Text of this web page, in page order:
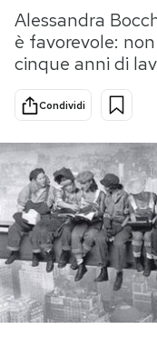
Tecnologia
Internet
Scienza
Cultura
Economia
Sport
PODCAST
NEWSLETTER
Alessandra
è favorevole:
cinque anni di
Condividi